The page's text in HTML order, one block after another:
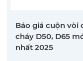
Báo giá cuộn vòi
cháy D50, D65
nhất 2025